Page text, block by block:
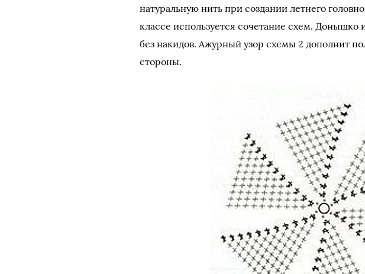
натуральную нить при создании летнего
классе используется сочетание схем.
без накидов. Ажурный узор схемы 2 дополнит
стороны.